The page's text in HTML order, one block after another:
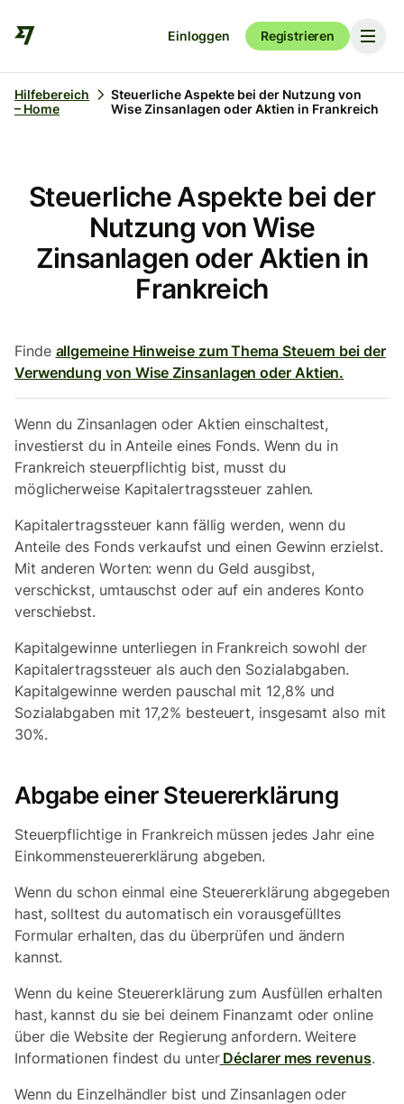
Einloggen Registrieren
Hilfebereich
– Home
Steuerliche Aspekte bei der Nutzung von
Wise Zinsanlagen oder Aktien in Frankreich
Steuerliche Aspekte bei der
Nutzung von Wise
Zinsanlagen oder Aktien in
Frankreich
Finde allgemeine Hinweise zum Thema Steuern bei der
Verwendung von Wise Zinsanlagen oder Aktien.
Wenn du Zinsanlagen oder Aktien einschaltest,
investierst du in Anteile eines Fonds. Wenn du in
Frankreich steuerpflichtig bist, musst du
möglicherweise Kapitalertragssteuer zahlen.
Kapitalertragssteuer kann fällig werden, wenn du
Anteile des Fonds verkaufst und einen Gewinn erzielst.
Mit anderen Worten: wenn du Geld ausgibst,
verschickst, umtauschst oder auf ein anderes Konto
verschiebst.
Kapitalgewinne unterliegen in Frankreich sowohl der
Kapitalertragssteuer als auch den Sozialabgaben.
Kapitalgewinne werden pauschal mit 12,8% und
Sozialabgaben mit 17,2% besteuert, insgesamt also mit
30%.
Abgabe einer Steuererklärung
Steuerpflichtige in Frankreich müssen jedes Jahr eine
Einkommensteuererklärung abgeben.
Wenn du schon einmal eine Steuererklärung abgegeben
hast, solltest du automatisch ein vorausgefülltes
Formular erhalten, das du überprüfen und ändern
kannst.
Wenn du keine Steuererklärung zum Ausfüllen erhalten
hast, kannst du sie bei deinem Finanzamt oder online
über die Website der Regierung anfordern. Weitere
Informationen findest du unterDéclarer mes revenus.
Wenn du Einzelhändler bist und Zinsanlagen oder